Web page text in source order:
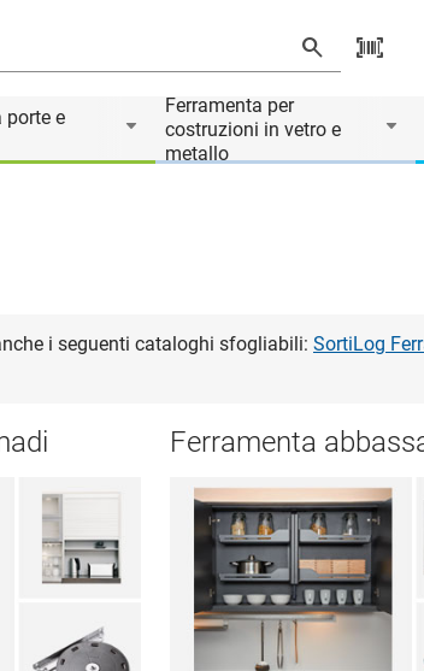
porte e
Ferramenta per
costruzioni in vetro e
metallo
i seguenti cataloghi sfogliabili: SortiLog
Ferramenta